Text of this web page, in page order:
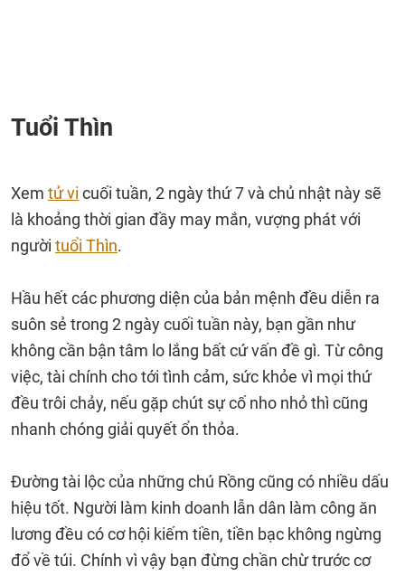
Tuổi Thìn
Xem tử vi cuối tuần, 2 ngày thứ 7 và chủ nhật này sẽ
là khoảng thời gian đầy may mắn, vượng phát với
người tuổi Thìn.
Hầu hết các phương diện của bản mệnh đều diễn ra
suôn sẻ trong 2 ngày cuối tuần này, bạn gần như
không cần bận tâm lo lắng bất cứ vấn đề gì. Từ công
việc, tài chính cho tới tình cảm, sức khỏe vì mọi thứ
đều trôi chảy, nếu gặp chút sự cố nho nhỏ thì cũng
nhanh chóng giải quyết ổn thỏa.
Đường tài lộc của những chú Rồng cũng có nhiều dấu
hiệu tốt. Người làm kinh doanh lẫn dân làm công ăn
lương đều có cơ hội kiếm tiền, tiền bạc không ngừng
đổ về túi. Chính vì vậy bạn đừng chần chừ trước cơ